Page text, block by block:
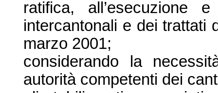
ratifica, all’esecuzione
intercantonali e dei trattati
marzo 2001;
considerando la
autorità competenti dei